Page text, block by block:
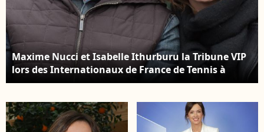
Maxime Nucci et Isabelle Ithurburu la Tribune VIP
lors des Internationaux de France de Tennis à
Roland-Garros à Paris, France le 24 mai 2016.